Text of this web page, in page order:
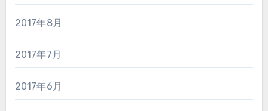
2017年8月
2017年7月
2017年6月